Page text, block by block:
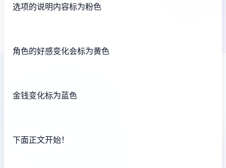
选项的说明内容标为粉色
角色的好感变化会标为黄色
金钱变化标为蓝色
下面正文开始！